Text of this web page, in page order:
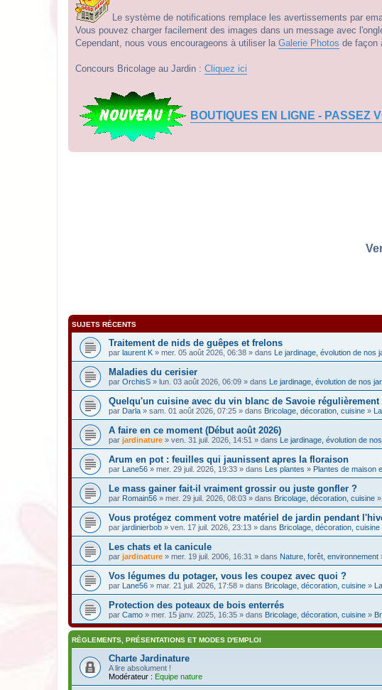
Le système de notifications remplace les avertissements par
Vous pouvez charger facilement des images dans un message avec
Cependant, nous vous encourageons à utiliser la Galerie Photos de façon
Concours Bricolage au Jardin : Cliquez ici
BOUTIQUES EN LIGNE - PASSEZ
SUJETS RÉCENTS
Traitement de nids de guêpes et frelons
par laurent K » mer. 05 août 2026, 06:38 » dans Le jardinage, évolution de nos
Maladies du cerisier
par OrchisS » lun. 03 août 2026, 06:09 » dans Le jardinage, évolution de nos
Quelqu'un cuisine avec du vin blanc de Savoie régulièrement
par Darla » sam. 01 août 2026, 07:25 » dans Bricolage, décoration, cuisine »
A faire en ce moment (Début août 2026)
par jardinature » ven. 31 juil. 2026, 14:51 » dans Le jardinage, évolution de
Arum en pot : feuilles qui jaunissent apres la floraison
par Lane56 » mer. 29 juil. 2026, 19:33 » dans Les plantes » Plantes de maison
Le mass gainer fait-il vraiment grossir ou juste gonfler ?
par Romain56 » mer. 29 juil. 2026, 08:03 » dans Bricolage, décoration, cuisine »
Vous protégez comment votre matériel de jardin pendant
par jardinierbob » ven. 17 juil. 2026, 23:13 » dans Bricolage, décoration, cuisine
Les chats et la canicule
par jardinature » mer. 19 juil. 2006, 16:31 » dans Nature, forêt, environnement
Vos légumes du potager, vous les coupez avec quoi ?
par Lane56 » mar. 21 juil. 2026, 17:58 » dans Bricolage, décoration, cuisine »
Protection des poteaux de bois enterrés
par Camo » mer. 15 janv. 2025, 16:35 » dans Bricolage, décoration, cuisine »
RÈGLEMENTS, PRÉSENTATIONS ET MODES D'EMPLOI
Charte Jardinature
A lire absolument !
Modérateur : Equipe nature